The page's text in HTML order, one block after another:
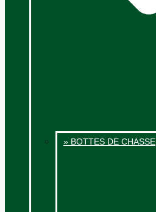
» BOTTES DE CHASSE